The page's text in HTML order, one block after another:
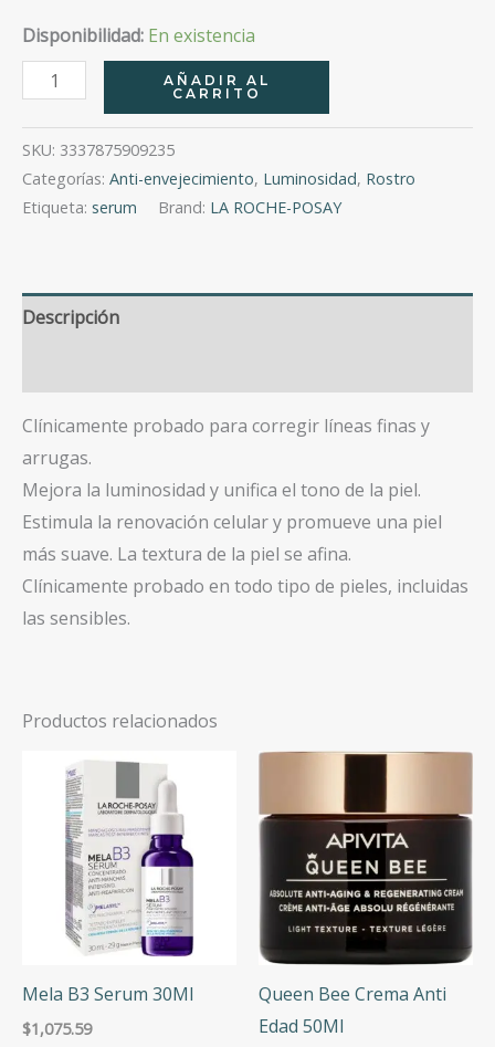
Disponibilidad: En existencia
Pure
Vitamin
C12
Serum
30Ml
AÑADIR AL
CARRITO
SKU: 3337875909235
Categorías: Anti-envejecimiento, Luminosidad, Rostro
Etiqueta: serum Brand: LA ROCHE-POSAY
Descripción
Clínicamente probado para corregir líneas finas y
arrugas.
Mejora la luminosidad y unifica el tono de la piel.
Estimula la renovación celular y promueve una piel
más suave. La textura de la piel se afina.
Clínicamente probado en todo tipo de pieles, incluidas
las sensibles.
Productos relacionados
Mela B3 Serum 30Ml
$1,075.59
Queen Bee Crema Anti
Edad 50Ml